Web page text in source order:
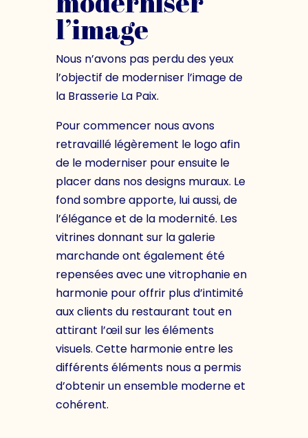
l’image
Nous n’avons pas perdu des yeux
l’objectif de moderniser l’image de
la Brasserie La Paix.
Pour commencer nous avons
retravaillé légèrement le logo afin
de le moderniser pour ensuite le
placer dans nos designs muraux. Le
fond sombre apporte, lui aussi, de
l’élégance et de la modernité. Les
vitrines donnant sur la galerie
marchande ont également été
repensées avec une vitrophanie en
harmonie pour offrir plus d’intimité
aux clients du restaurant tout en
attirant l’œil sur les éléments
visuels. Cette harmonie entre les
différents éléments nous a permis
d’obtenir un ensemble moderne et
cohérent.